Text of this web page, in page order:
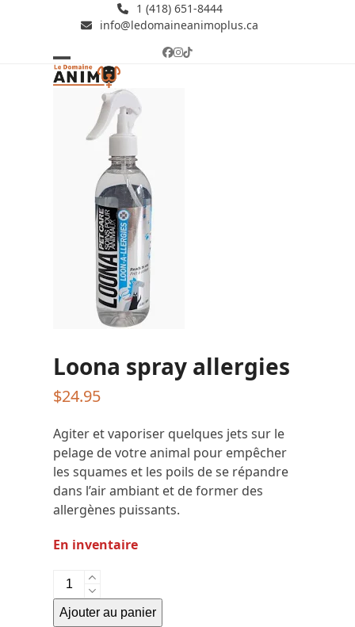
1 (418) 651-8444
info@ledomaineanimoplus.ca
Facebook
Instagram
Tiktok
Open
mobile
menu
Close
mobile
menu
Loona spray allergies
$24.95
Agiter et vaporiser quelques jets sur le
pelage de votre animal pour empêcher
les squames et les poils de se répandre
dans l’air ambiant et de former des
allergènes puissants.
En inventaire
quantité
de
Loona
Ajouter au panier